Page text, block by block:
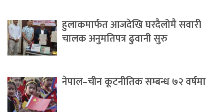
हुलाकमार्फत आजदेखि घरदैलोमै सवारी
चालक अनुमतिपत्र ढुवानी सुरु
नेपाल–चीन कूटनीतिक सम्बन्ध ७२ वर्षमा